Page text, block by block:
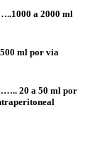
a 2000 ml
ml por via
a 50 ml por